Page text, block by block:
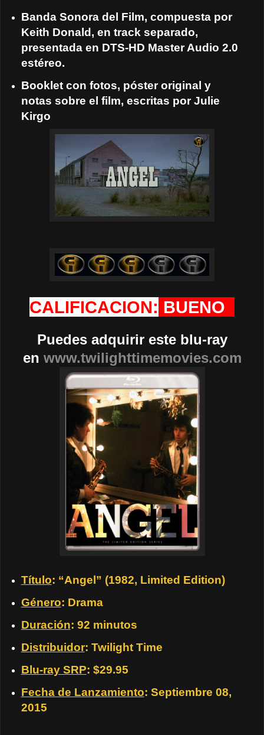
Banda Sonora del Film, compuesta por
Keith Donald, en track separado,
presentada en DTS-HD Master Audio 2.0
estéreo.
Booklet con fotos, póster original y
notas sobre el film, escritas por Julie
Kirgo
CALIFICACION: BUENO
Puedes adquirir este blu-ray
en www.twilighttimemovies.com
Título: “Angel” (1982, Limited Edition)
Género: Drama
Duración: 92 minutos
Distribuidor: Twilight Time
Blu-ray SRP: $29.95
Fecha de Lanzamiento: Septiembre 08,
2015